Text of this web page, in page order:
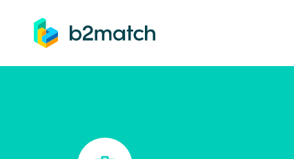
springen